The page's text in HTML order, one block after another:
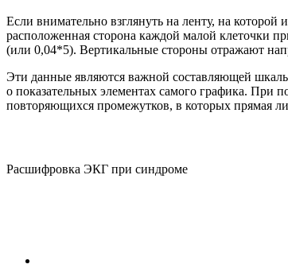
Если внимательно взглянуть на ленту, на
расположенная сторона каждой малой клеточки
(или 0,04*5). Вертикальные стороны отражают
Эти данные являются важной составляющей
о показательных элементах самого графика. При
повторяющихся промежутков, в которых прямая
Расшифровка ЭКГ при синдроме